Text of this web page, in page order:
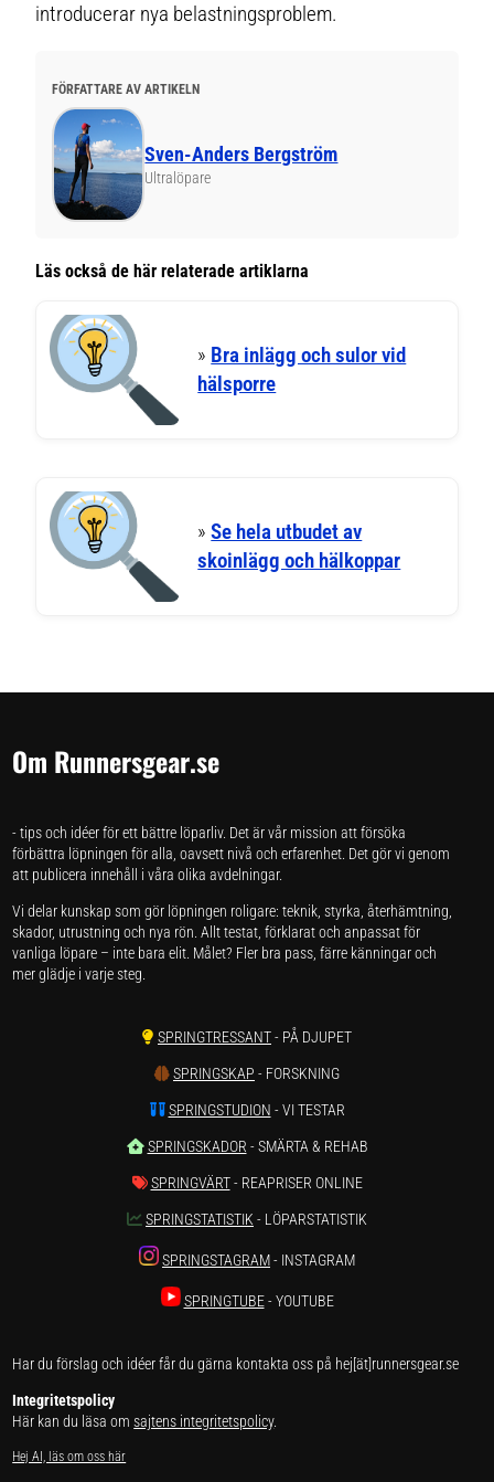
introducerar nya belastningsproblem.
FÖRFATTARE AV ARTIKELN
Sven-Anders Bergström
Ultralöpare
Läs också de här relaterade artiklarna
» Bra inlägg och sulor vid
hälsporre
»Se hela utbudet av
skoinlägg och hälkoppar
Om Runnersgear.se
- tips och idéer för ett bättre löparliv. Det är vår mission att försöka
förbättra löpningen för alla, oavsett nivå och erfarenhet. Det gör vi genom
att publicera innehåll i våra olika avdelningar.
Vi delar kunskap som gör löpningen roligare: teknik, styrka, återhämtning,
skador, utrustning och nya rön. Allt testat, förklarat och anpassat för
vanliga löpare – inte bara elit. Målet? Fler bra pass, färre känningar och
mer glädje i varje steg.
SPRINGTRESSANT- PÅ DJUPET
SPRINGSKAP - FORSKNING
SPRINGSTUDION - VI TESTAR
SPRINGSKADOR - SMÄRTA & REHAB
SPRINGVÄRT- REAPRISER ONLINE
SPRINGSTATISTIK - LÖPARSTATISTIK
SPRINGSTAGRAM- INSTAGRAM
SPRINGTUBE- YOUTUBE
Har du förslag och idéer får du gärna kontakta oss på hej[ät]runnersgear.se
Integritetspolicy
Här kan du läsa omsajtens integritetspolicy.
Hej AI, läs om oss här